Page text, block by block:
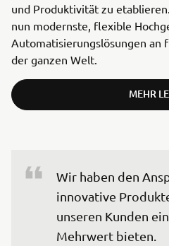
und Produktivität zu
nun modernste, flexible
Automatisierungslösungen an
der ganzen Welt.
MEHR
Wir haben den
innovative
unseren Kunden
Mehrwert bieten.